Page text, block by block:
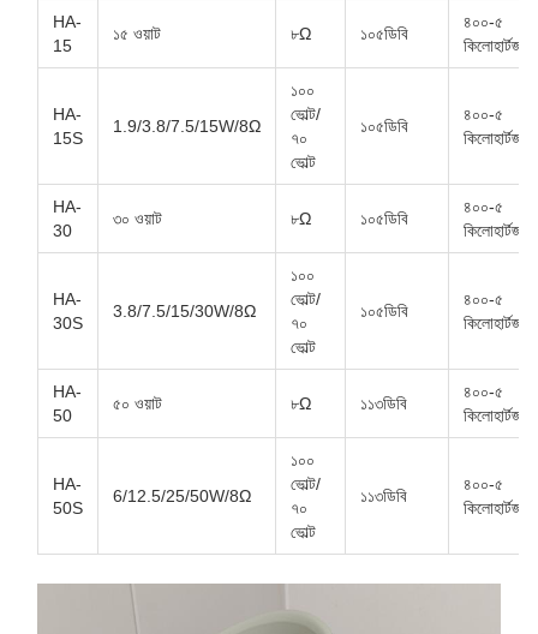
HA-
15
১৫ ওয়াট ৮Ω ১০৫ডিবি
৪০০-৫
কিলোহার্টজ
HA-
15S
1.9/3.8/7.5/15W/8Ω
১০০
ভোল্ট/
৭০
ভোল্ট
১০৫ডিবি
৪০০-৫
কিলোহার্টজ
HA-
30
৩০ ওয়াট ৮Ω ১০৫ডিবি
৪০০-৫
কিলোহার্টজ
HA-
30S
3.8/7.5/15/30W/8Ω
১০০
ভোল্ট/
৭০
ভোল্ট
১০৫ডিবি
৪০০-৫
কিলোহার্টজ
HA-
50
৫০ ওয়াট ৮Ω ১১৩ডিবি
৪০০-৫
কিলোহার্টজ
HA-
50S
6/12.5/25/50W/8Ω
১০০
ভোল্ট/
৭০
ভোল্ট
১১৩ডিবি
৪০০-৫
কিলোহার্টজ